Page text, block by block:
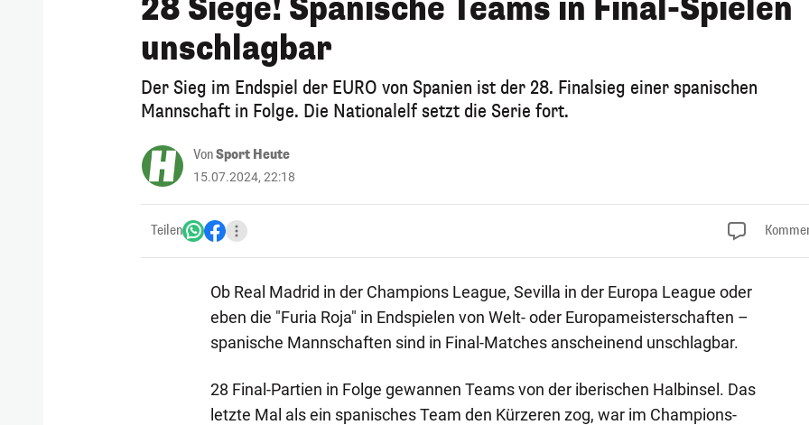
28 Siege! Spanische Teams in Final-Spielen
unschlagbar
Der Sieg im Endspiel der EURO von Spanien ist der 28. Finalsieg einer spanischen
Mannschaft in Folge. Die Nationalelf setzt die Serie fort.
VonSport Heute
15.07.2024, 22:18
Teilen
Ob Real Madrid in der Champions League, Sevilla in der Europa League oder
eben die "Furia Roja" in Endspielen von Welt- oder Europameisterschaften –
spanische Mannschaften sind in Final-Matches anscheinend unschlagbar.
28 Final-Partien in Folge gewannen Teams von der iberischen Halbinsel. Das
letzte Mal als ein spanisches Team den Kürzeren zog, war im Champions-